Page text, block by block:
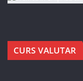
CURS VALUTAR